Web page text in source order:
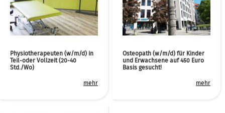
Physiotherapeuten (w/m/d) in
Teil-oder Vollzeit (20-40
Std./Wo)
mehr
Osteopath (w/m/d) für Kinder
und Erwachsene auf 450 Euro
Basis gesucht!
mehr